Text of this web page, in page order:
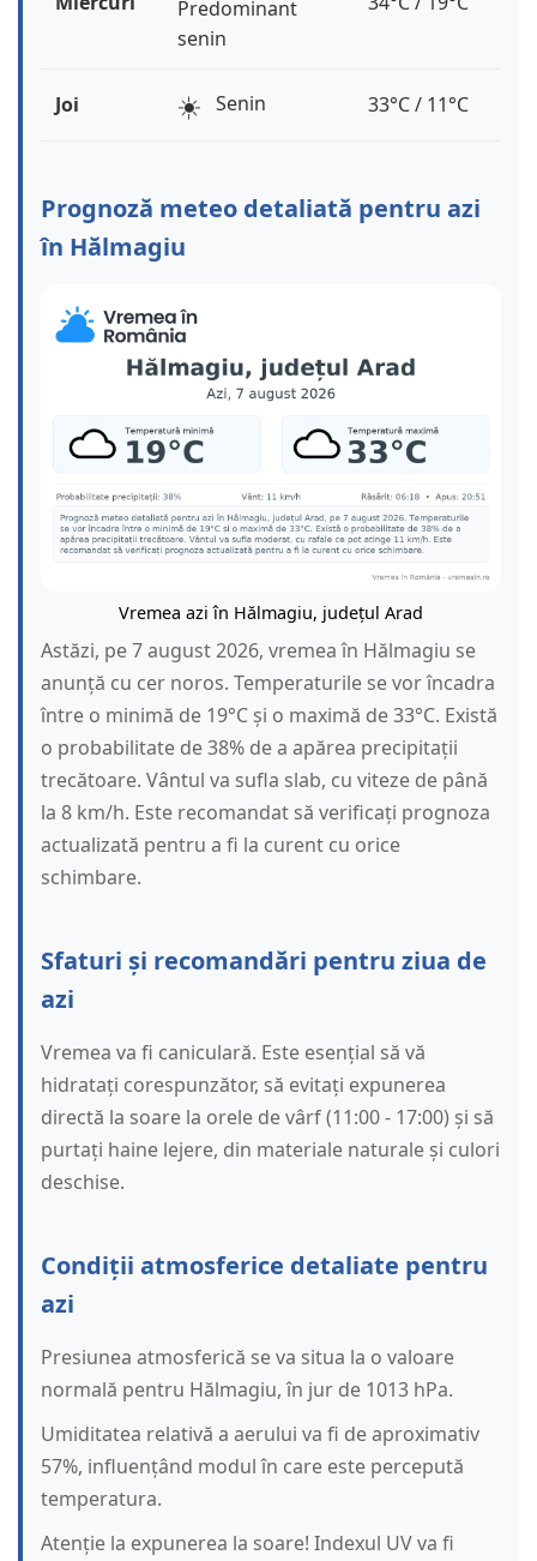
Predominant
senin
Joi ☀️ Senin 33°C / 11°C
Prognoză meteo detaliată pentru azi
în Hălmagiu
Vremea azi în Hălmagiu, județul Arad
Astăzi, pe 7 august 2026, vremea în Hălmagiu se
anunță cu cer noros. Temperaturile se vor încadra
între o minimă de 19°C și o maximă de 33°C. Există
o probabilitate de 38% de a apărea precipitații
trecătoare. Vântul va sufla slab, cu viteze de până
la 8 km/h. Este recomandat să verificați prognoza
actualizată pentru a fi la curent cu orice
schimbare.
Sfaturi și recomandări pentru ziua de
azi
Vremea va fi caniculară. Este esențial să vă
hidratați corespunzător, să evitați expunerea
directă la soare la orele de vârf (11:00 - 17:00) și să
purtați haine lejere, din materiale naturale și culori
deschise.
Condiții atmosferice detaliate pentru
azi
Presiunea atmosferică se va situa la o valoare
normală pentru Hălmagiu, în jur de 1013 hPa.
Umiditatea relativă a aerului va fi de aproximativ
57%, influențând modul în care este percepută
temperatura.
Atenție la expunerea la soare! Indexul UV va fi